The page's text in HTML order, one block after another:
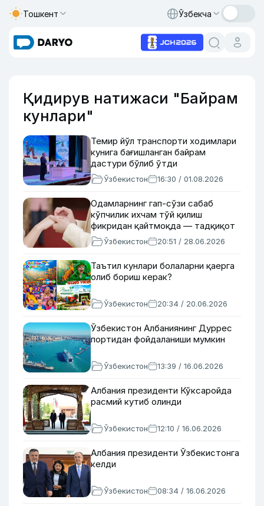
Тошкент Ўзбекча
Қидирув натижаси "Байрам
кунлари"
Темир йўл транспорти ходимлари
кунига бағишланган байрам
дастури бўлиб ўтди
Ўзбекистон 16:30 / 01.08.2026
Одамларнинг гап-сўзи сабаб
кўпчилик ихчам тўй қилиш
фикридан қайтмоқда — тадқиқот
Ўзбекистон 20:51 / 28.06.2026
Таътил кунлари болаларни қаерга
олиб бориш керак?
Ўзбекистон 20:34 / 20.06.2026
Ўзбекистон Албаниянинг Дуррес
портидан фойдаланиши мумкин
Ўзбекистон 13:39 / 16.06.2026
Албания президенти Кўксаройда
расмий кутиб олинди
Ўзбекистон 12:10 / 16.06.2026
Албания президенти Ўзбекистонга
келди
Ўзбекистон 08:34 / 16.06.2026